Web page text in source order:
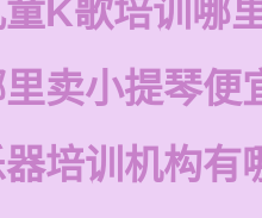
K歌培训哪
卖小提琴便
培训机构有